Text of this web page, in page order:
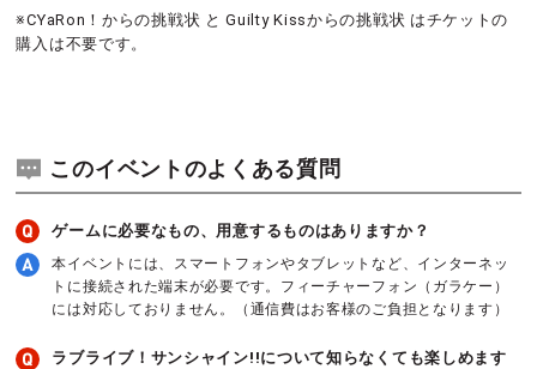
※CYaRon！からの挑戦状 と Guilty Kissからの挑戦状 はチケットの
購入は不要です 。
このイベントのよくある質問
ゲームに必要なもの、用意するものはありますか？
本イベントには、スマートフォンやタブレットなど、インターネッ
トに接続された端末が必要です。フィーチャーフォン（ガラケー）
には対応しておりません。（通信費はお客様のご負担となります）
ラブライブ！サンシャイン!!について知らなくても楽しめます